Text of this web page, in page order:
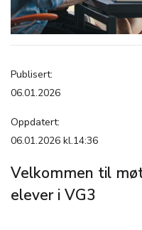
Publisert:
06.01.2026
Oppdatert:
06.01.2026 kl.14:36
Velkommen til
elever i VG3